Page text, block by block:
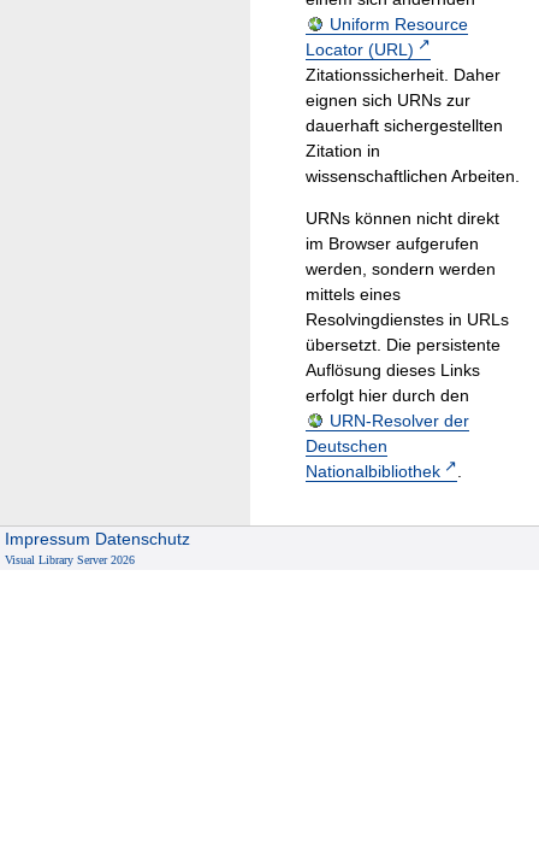
Uniform Resource
Locator (URL)
Zitationssicherheit. Daher
eignen sich URNs zur
dauerhaft sichergestellten
Zitation in
wissenschaftlichen Arbeiten.
URNs können nicht direkt
im Browser aufgerufen
werden, sondern werden
mittels eines
Resolvingdienstes in URLs
übersetzt. Die persistente
Auflösung dieses Links
erfolgt hier durch den
URN-Resolver der
Deutschen
Nationalbibliothek
.
Impressum Datenschutz
Visual Library Server 2026